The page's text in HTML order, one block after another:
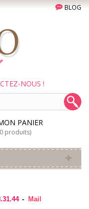
BLOG
NOUS !
PANIER
produits)
- Mail